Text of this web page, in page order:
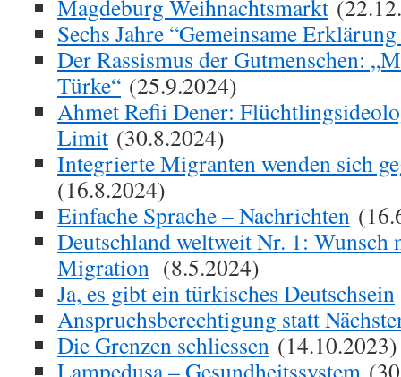
Magdeburg Weihnachtsmarkt
Sechs Jahre “Gemeinsame
Der Rassismus der Gutmenschen:
Türke“ (25.9.2024)
Ahmet Refii Dener:
Limit (30.8.2024)
Integrierte Migranten wenden sich
(16.8.2024)
Einfache Sprache – Nachrichten
Deutschland weltweit Nr. 1: Wunsch
Migration (8.5.2024)
Ja, es gibt ein türkisches Deutschsein
Anspruchsberechtigung statt
Die Grenzen schliessen (14.10.2023)
Lampedusa – Gesundheitssystem